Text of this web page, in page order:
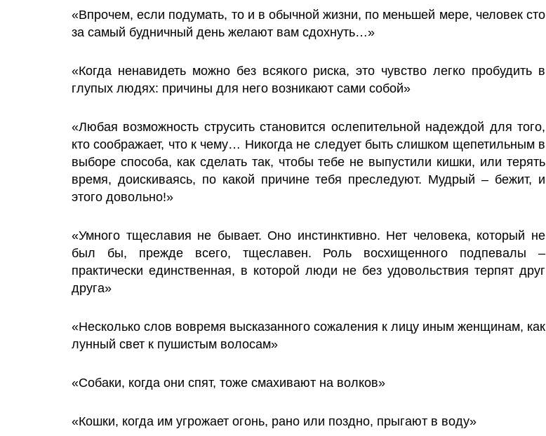
«Впрочем, если подумать, то и в обычной жизни, по меньшей мере, человек сто
за самый будничный день желают вам сдохнуть…»
«Когда ненавидеть можно без всякого риска, это чувство легко пробудить в
глупых людях: причины для него возникают сами собой»
«Любая возможность струсить становится ослепительной надеждой для того,
кто соображает, что к чему… Никогда не следует быть слишком щепетильным в
выборе способа, как сделать так, чтобы тебе не выпустили кишки, или терять
время, доискиваясь, по какой причине тебя преследуют. Мудрый – бежит, и
этого довольно!»
«Умного тщеславия не бывает. Оно инстинктивно. Нет человека, который не
был бы, прежде всего, тщеславен. Роль восхищенного подпевалы –
практически единственная, в которой люди не без удовольствия терпят друг
друга»
«Несколько слов вовремя высказанного сожаления к лицу иным женщинам, как
лунный свет к пушистым волосам»
«Собаки, когда они спят, тоже смахивают на волков»
«Кошки, когда им угрожает огонь, рано или поздно, прыгают в воду»